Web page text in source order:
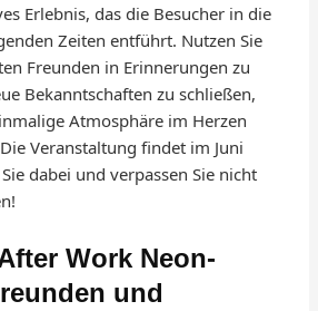
Erlebnis, das die Besucher in die
Zeiten entführt. Nutzen Sie
Freunden in Erinnerungen zu
Bekanntschaften zu schließen,
Atmosphäre im Herzen
Veranstaltung findet im Juni
dabei und verpassen Sie nicht
Work Neon-
und